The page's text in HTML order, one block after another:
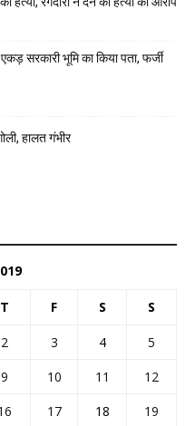
सरकारी भूमि का किया पता, फर्जी
हालत गंभीर
T F S S
2 3 4
5
9 10 11
12
17 18
19